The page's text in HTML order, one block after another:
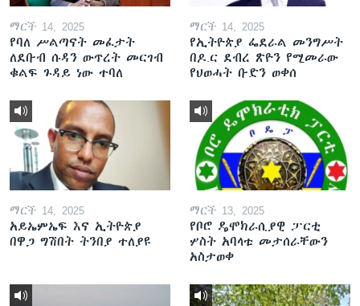
ማርች 14, 2025
የባለ ሥልጣናት መፈታት
ለደቡብ ሱዳን ውጥረት መርገብ
ቁልፍ ጉዳይ ነው ተባለ
ማርች 14, 2025
የኢትዮጵያ ፌደራል መንግሥት
በዶ.ር ደብረ ጽዮን የሚመራው
የህወሓት ቡድን ወቀሰ
ማርች 14, 2025
አይኤምኤፍ እና ኢትዮጵያ
በዋጋ ግሽበት ትንበያ ተለያዩ
ማርች 13, 2025
የቦሮ ዴሞክራሲያዊ ፓርቲ
ሦስት አባላቱ መታሰራቸውን
አስታወቀ